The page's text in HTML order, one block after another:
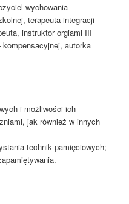
wychowania
terapeuta integracji
instruktor orgiami III
autorka
i możliwości ich
jak również w innych
technik pamięciowych;